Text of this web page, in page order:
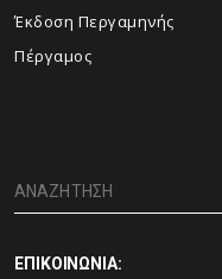
Έκδοση Περγαμηνής
Πέργαμος
ΕΠΙΚΟΙΝΩΝΙΑ: